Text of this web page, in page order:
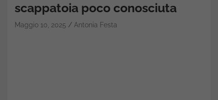
scappatoia poco conosciuta
Maggio 10, 2025 Antonia Festa